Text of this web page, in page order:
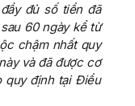
đủ số tiền đã
60 ngày kể từ
chậm nhất quy
và đã được cơ
quy định tại Điều